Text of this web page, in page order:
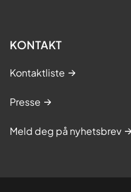
KONTAKT
Kontaktliste
Presse
Meld deg på nyhetsbrev